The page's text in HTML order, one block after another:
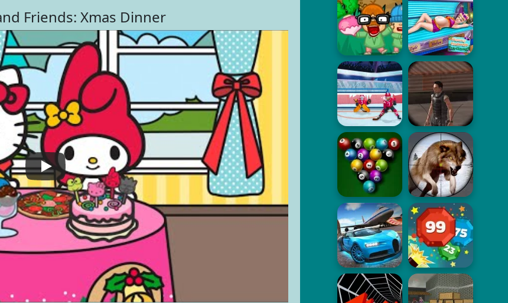
Friends: Xmas Dinner